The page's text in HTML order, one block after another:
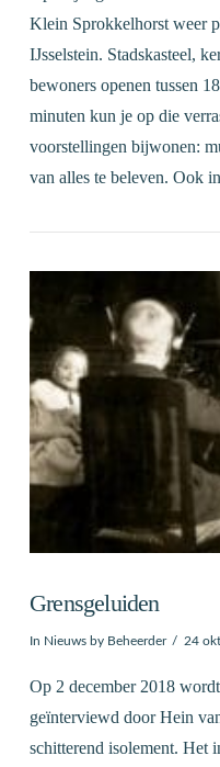
Klein Sprokkelhorst weer
IJsselstein. Stadskasteel,
bewoners openen tussen
minuten kun je op die
voorstellingen bijwonen:
van alles te beleven. Ook
Grensgeluiden
In Nieuwsby Beheerder 24
Op 2 december 2018
geïnterviewd door Hein
schitterend isolement. Het